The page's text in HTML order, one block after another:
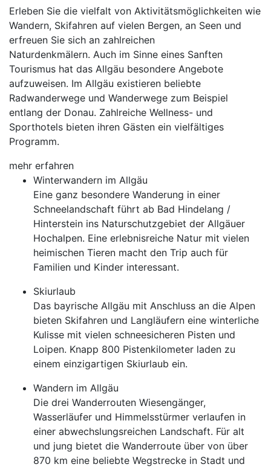
Erleben Sie die vielfalt von Aktivitätsmöglichkeiten wie
Wandern, Skifahren auf vielen Bergen, an Seen und
erfreuen Sie sich an zahlreichen
Naturdenkmälern. Auch im Sinne eines Sanften
Tourismus hat das Allgäu besondere Angebote
aufzuweisen. Im Allgäu existieren beliebte
Radwanderwege und Wanderwege zum Beispiel
entlang der Donau. Zahlreiche Wellness- und
Sporthotels bieten ihren Gästen ein vielfältiges
Programm.
mehr erfahren
Winterwandern im Allgäu
Eine ganz besondere Wanderung in einer
Schneelandschaft führt ab Bad Hindelang /
Hinterstein ins Naturschutzgebiet der Allgäuer
Hochalpen. Eine erlebnisreiche Natur mit vielen
heimischen Tieren macht den Trip auch für
Familien und Kinder interessant.
Skiurlaub
Das bayrische Allgäu mit Anschluss an die Alpen
bieten Skifahren und Langläufern eine winterliche
Kulisse mit vielen schneesicheren Pisten und
Loipen. Knapp 800 Pistenkilometer laden zu
einem einzigartigen Skiurlaub ein.
Wandern im Allgäu
Die drei Wanderrouten Wiesengänger,
Wasserläufer und Himmelsstürmer verlaufen in
einer abwechslungsreichen Landschaft. Für alt
und jung bietet die Wanderroute über von über
870 km eine beliebte Wegstrecke in Stadt und